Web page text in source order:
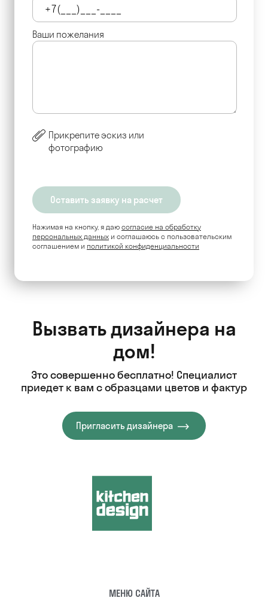
Ваши пожелания
Прикрепите эскиз или
фотографию
Нажимая на кнопку, я даю согласие на обработку
персональных данных и соглашаюсь c пользовательским
соглашением и политикой конфиденциальности
Вызвать дизайнера на
дом!
Это совершенно бесплатно! Специалист
приедет к вам с образцами цветов и фактур
Пригласить дизайнера
МЕНЮ САЙТА